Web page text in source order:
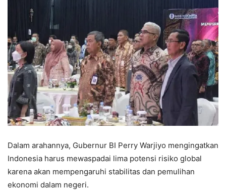
Dalam arahannya, Gubernur BI Perry Warjiyo mengingatkan
Indonesia harus mewaspadai lima potensi risiko global
karena akan mempengaruhi stabilitas dan pemulihan
ekonomi dalam negeri.